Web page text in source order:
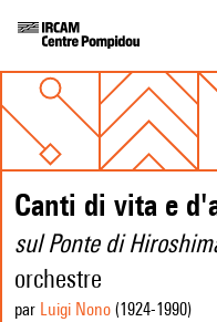
Canti di vita e
sul Ponte di
orchestre
par Luigi Nono (1924-1990)